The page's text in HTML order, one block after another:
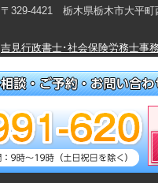
〒329-4421 栃木県栃木市大平町
吉見行政書士･社会保険労務士事